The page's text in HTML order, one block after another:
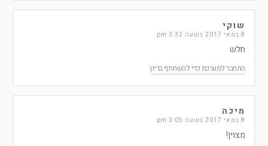
שוקי
8 במאי 2017 בשעה 3:32 pm
חלש
התחבר למערכת כדי להשתתף בדיון
מיכה
8 במאי 2017 בשעה 3:05 pm
מצוין!